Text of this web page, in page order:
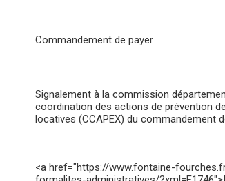
Commandement de payer
Signalement à la commission
coordination des actions de prévention
locatives (CCAPEX) du commandement
<a href="https://www.fontaine-